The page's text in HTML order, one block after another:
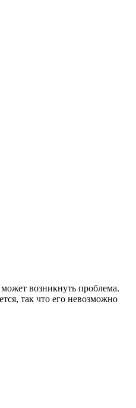
возникнуть проблема.
так что его невозможно